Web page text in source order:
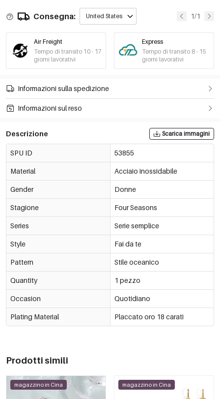
Consegna: United States 1/1
Air Freight
Tempo di transito 10 - 17
giorni lavorativi
Express
Tempo di transito 8 - 15
giorni lavorativi
Informazioni sulla spedizione
Informazioni sul reso
Descrizione Scarica immagini
SPU ID 53855
Material Acciaio inossidabile
Gender Donne
Stagione Four Seasons
Series Serie semplice
Style Fai da te
Pattern Stile oceanico
Quantity 1 pezzo
Occasion Quotidiano
Plating Material Placcato oro 18 carati
Prodotti simili
magazzino in Cina magazzino in Cina